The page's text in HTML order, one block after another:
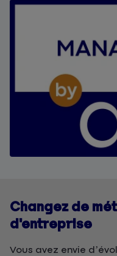
Changez de
d'entreprise
Vous avez envie